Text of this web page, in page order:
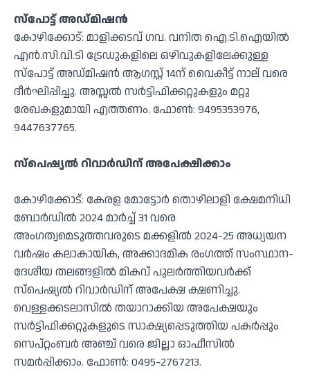
സ്‌പോട്ട് അഡ്മിഷന്‍
കോഴിക്കോട്: മാളിക്കടവ് ഗവ. വനിത ഐ.ടി.ഐയില്‍
എന്‍.സി.വി.ടി ട്രേഡുകളിലെ ഒഴിവുകളിലേക്കുള്ള
സ്‌പോട്ട് അഡ്മിഷന്‍ ആഗസ്റ്റ് 14ന് വൈകീട്ട് നാല് വരെ
ദീര്‍ഘിപ്പിച്ചു. അസ്സല്‍ സര്‍ട്ടിഫിക്കറ്റുകളും മറ്റു
രേഖകളുമായി എത്തണം. ഫോണ്‍: 9495353976,
9447637765.
സ്‌പെഷ്യല്‍ റിവാര്‍ഡിന് അപേക്ഷിക്കാം
കോഴിക്കോട്: കേരള മോട്ടോര്‍ തൊഴിലാളി ക്ഷേമനിധി
ബോര്‍ഡില്‍ 2024 മാര്‍ച്ച് 31 വരെ
അംഗത്വമെടുത്തവരുടെ മക്കളില്‍ 2024-25 അധ്യയന
വര്‍ഷം കലാകായിക, അക്കാദമിക രംഗത്ത് സംസ്ഥാന-
ദേശീയ തലങ്ങളില്‍ മികവ് പുലര്‍ത്തിയവര്‍ക്ക്
സ്‌പെഷ്യല്‍ റിവാര്‍ഡിന് അപേക്ഷ ക്ഷണിച്ചു.
വെള്ളക്കടലാസില്‍ തയാറാക്കിയ അപേക്ഷയും
സര്‍ട്ടിഫിക്കറ്റുകളുടെ സാക്ഷ്യപ്പെടുത്തിയ പകര്‍പ്പും
സെപ്റ്റംബര്‍ അഞ്ച് വരെ ജില്ലാ ഓഫീസില്‍
സമര്‍പ്പിക്കാം. ഫോണ്‍: 0495-2767213.